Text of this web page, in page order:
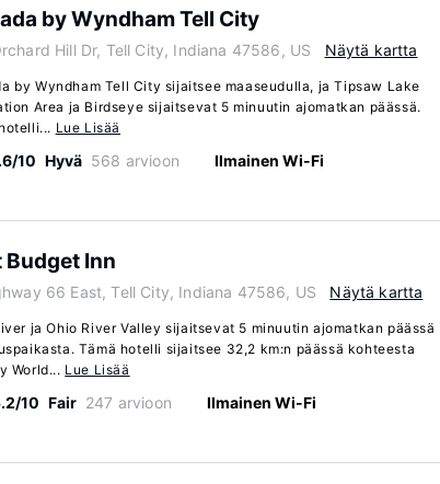
by Wyndham Tell City
Hill Dr, Tell City, Indiana 47586, US Näytä kartta
by Wyndham Tell City sijaitsee maaseudulla, ja Tipsaw Lake
Area ja Birdseye sijaitsevat 5 minuutin ajomatkan päässä.
Lue Lisää
10 Hyvä 568 arvioon Ilmainen Wi-Fi
Budget Inn
66 East, Tell City, Indiana 47586, US Näytä kartta
ja Ohio River Valley sijaitsevat 5 minuutin ajomatkan päässä
Tämä hotelli sijaitsee 32,2 km:n päässä kohteesta
World... Lue Lisää
10 Fair 247 arvioon Ilmainen Wi-Fi